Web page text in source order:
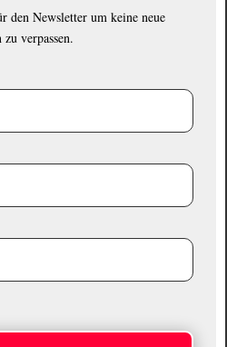
den Newsletter um keine neue
verpassen.